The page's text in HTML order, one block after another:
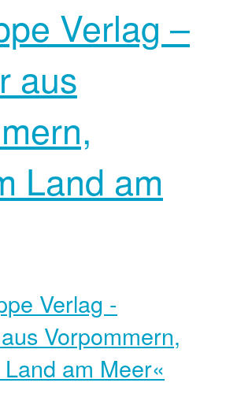
Verlag –
aus
Land am